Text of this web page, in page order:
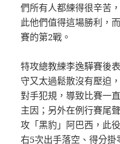
們所有人都練得很辛苦
此他們值得這場勝利，
賽的第2戰。
特攻總教練李逸驊賽後
守又太過鬆散沒有壓迫
對手犯規，導致比賽一
主因；另外在例行賽尾
攻「黑豹」阿巴西，此
右5次出手落空、得分